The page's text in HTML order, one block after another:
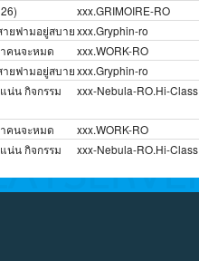
xxx.GRIMOIRE-RO
ายฟามอยู่สบายxxx.Gryphin-ro
คนจะหมด
xxx.WORK-RO
ายฟามอยู่สบายxxx.Gryphin-ro
น่น กิจกรรม
xxx-Nebula-RO.Hi-Class
คนจะหมด
xxx.WORK-RO
น่น กิจกรรม
xxx-Nebula-RO.Hi-Class